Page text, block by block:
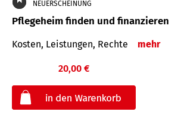
NEUERSCHEINUNG
Pflegeheim finden und finanzieren
Kosten, Leistungen, Rechte mehr
20,00 €